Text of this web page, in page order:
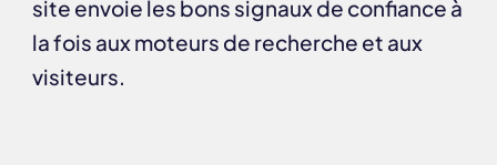
site envoie les bons signaux de confiance à
la fois aux moteurs de recherche et aux
visiteurs.